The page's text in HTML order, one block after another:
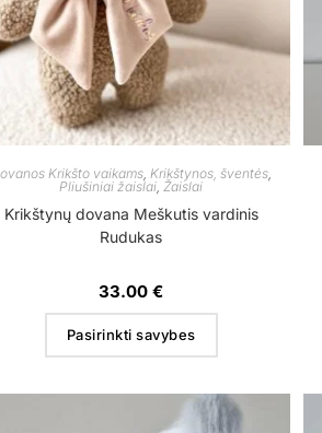
Krikšto vaikams,Krikštynos, šventės,
Pliušiniai žaislai,Žaislai
Krikštynų dovana Meškutis vardinis
Rudukas
33.00€
Pasirinkti savybes